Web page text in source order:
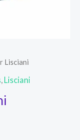
Lisciani
, Lisciani